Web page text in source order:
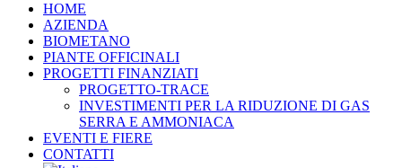
HOME
AZIENDA
BIOMETANO
PIANTE OFFICINALI
PROGETTI FINANZIATI
PROGETTO-TRACE
INVESTIMENTI PER LA RIDUZIONE DI GAS
SERRA E AMMONIACA
EVENTI E FIERE
CONTATTI